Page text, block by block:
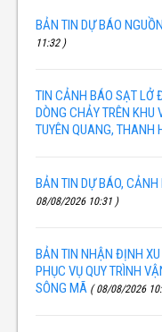
BẢN TIN DỰ BÁO
11:32 )
TIN CẢNH BÁO SẠT LỞ
DÒNG CHẢY TRÊN
TUYÊN QUANG, THANH
BẢN TIN DỰ BÁO,
08/08/2026 10:31 )
BẢN TIN NHẬN ĐỊNH XU
PHỤC VỤ QUY TRÌNH
SÔNG MÃ ( 08/08/2026